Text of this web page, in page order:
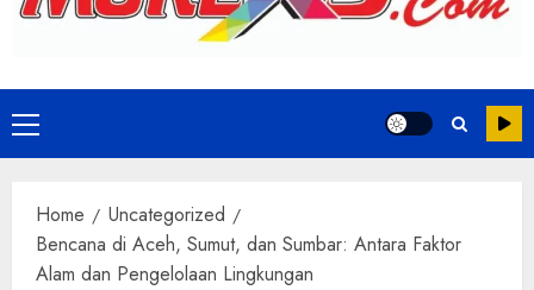
Primary
Menu
Home
Uncategorized
Bencana di Aceh, Sumut, dan Sumbar: Antara Faktor
Alam dan Pengelolaan Lingkungan